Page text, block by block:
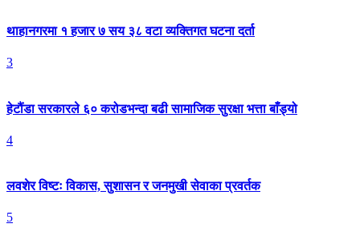
थाहानगरमा १ हजार ७ सय ३८ वटा व्यक्तिगत घटना दर्ता
3
हेटौंडा सरकारले ६० करोडभन्दा बढी सामाजिक सुरक्षा भत्ता बाँड्यो
4
लवशेर विष्टः विकास, सुशासन र जनमुखी सेवाका प्रवर्तक
5